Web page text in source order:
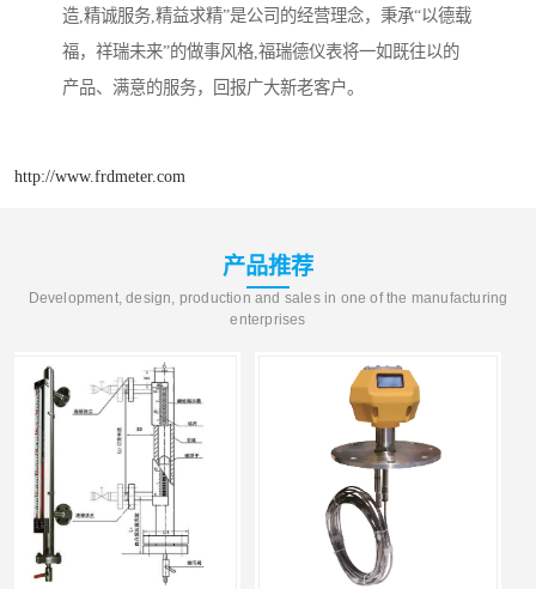
造,精诚服务,精益求精”是公司的经营理念，秉承“以德载
福，祥瑞未来”的做事风格,福瑞德仪表将一如既往以的
产品、满意的服务，回报广大新老客户。
http://www.frdmeter.com
产品推荐
Development, design, production and sales in one of the manufacturing
enterprises